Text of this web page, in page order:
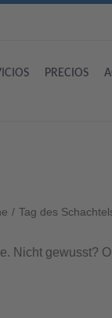
PRECIOS
/ Tag des
Nicht